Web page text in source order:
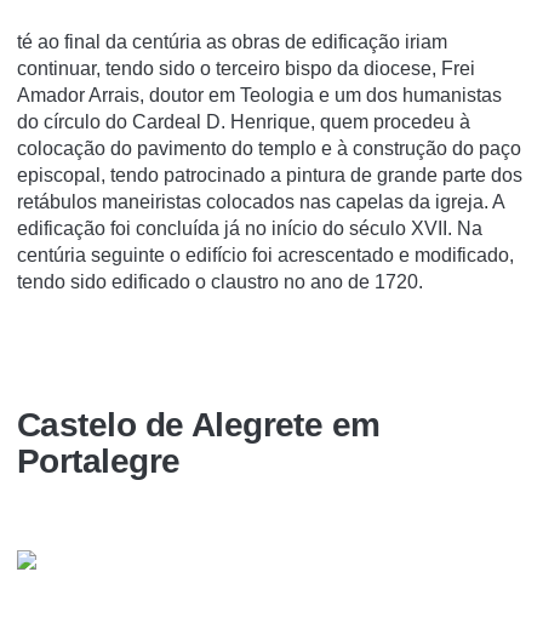
té ao final da centúria as obras de edificação iriam
continuar, tendo sido o terceiro bispo da diocese, Frei
Amador Arrais, doutor em Teologia e um dos humanistas
do círculo do Cardeal D. Henrique, quem procedeu à
colocação do pavimento do templo e à construção do paço
episcopal, tendo patrocinado a pintura de grande parte dos
retábulos maneiristas colocados nas capelas da igreja. A
edificação foi concluída já no início do século XVII. Na
centúria seguinte o edifício foi acrescentado e modificado,
tendo sido edificado o claustro no ano de 1720.
Castelo de Alegrete em
Portalegre